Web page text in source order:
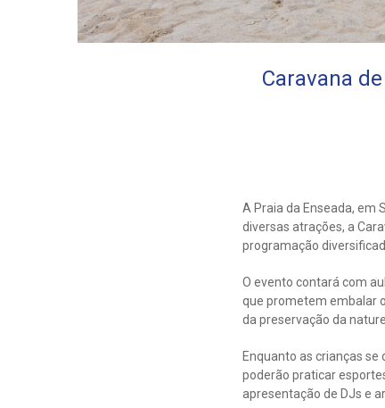
Caravana
A Praia da Enseada, em
diversas atrações, a
programação
O evento contará com
que prometem embalar
da preservação da
Enquanto as crianças
poderão praticar
apresentação de DJs e